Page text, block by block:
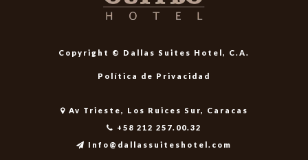
Copyright © Dallas Suites Hotel, C.A.
Política de Privacidad
Av Trieste, Los Ruices Sur, Caracas
+58 212 257.00.32
Info@dallassuiteshotel.com